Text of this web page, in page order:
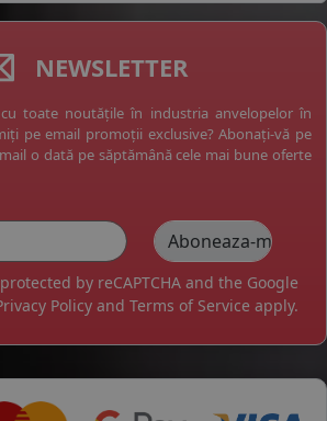
NEWSLETTER
toate noutățile în industria anvelopelor în
pe email promoții exclusive? Abonați-vă pe
o dată pe săptămână cele mai bune oferte
by reCAPTCHA and the Google
Policy and Terms of Service apply.